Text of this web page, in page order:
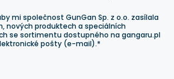
mi společnost GunGan Sp. z o.o. zasílala
nových produktech a speciálních
se sortimentu dostupného na gangaru.pl
pošty (e-mail).*